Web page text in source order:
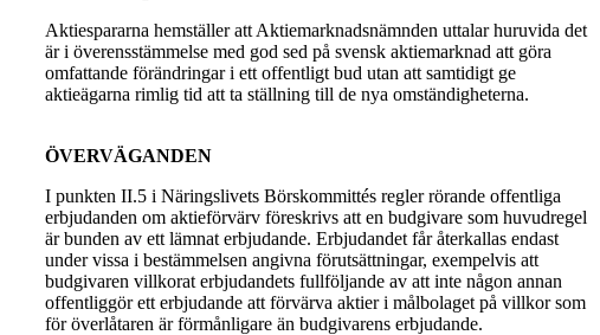
Aktiespararna hemställer att Aktiemarknadsnämnden uttalar huruvida det
är i överensstämmelse med god sed på svensk aktiemarknad att göra
omfattande förändringar i ett offentligt bud utan att samtidigt ge
aktieägarna rimlig tid att ta ställning till de nya omständigheterna.
ÖVERVÄGANDEN
I punkten II.5 i Näringslivets Börskommittés regler rörande offentliga
erbjudanden om aktieförvärv föreskrivs att en budgivare som huvudregel
är bunden av ett lämnat erbjudande. Erbjudandet får återkallas endast
under vissa i bestämmelsen angivna förutsättningar, exempelvis att
budgivaren villkorat erbjudandets fullföljande av att inte någon annan
offentliggör ett erbjudande att förvärva aktier i målbolaget på villkor som
för överlåtaren är förmånligare än budgivarens erbjudande.